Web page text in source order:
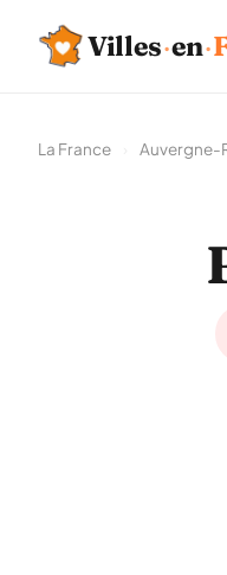
Villes·en·
La France Auvergne-